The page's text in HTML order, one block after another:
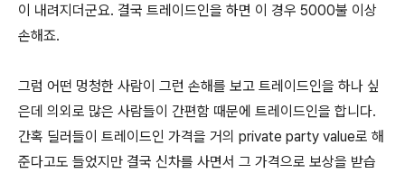
이 내려지더군요. 결국 트레이드인을 하면 이 경우 5000불 이상
손해죠.
그럼 어떤 멍청한 사람이 그런 손해를 보고 트레이드인을 하나 싶
은데 의외로 많은 사람들이 간편함 때문에 트레이드인을 합니다.
간혹 딜러들이 트레이드인 가격을 거의 private party value로 해
준다고도 들었지만 결국 신차를 사면서 그 가격으로 보상을 받습